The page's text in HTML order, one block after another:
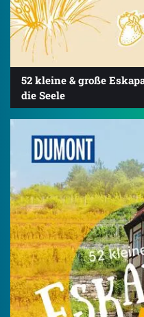
52 kleine & große
die Seele